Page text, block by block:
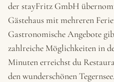
der stayFritz GmbH
Gästehaus mit mehreren
Gastronomische Angebote
zahlreiche Möglichkeiten in
Minuten erreichst du
den wunderschönen